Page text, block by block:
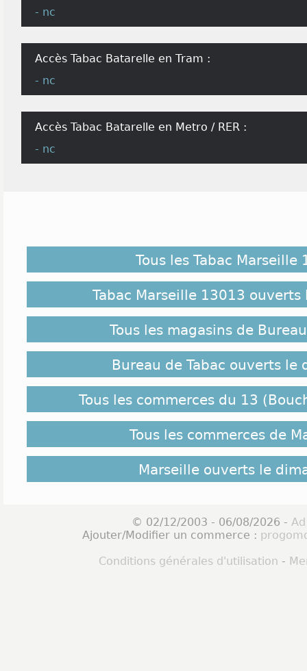
- nc
Accès Tabac Batarelle en Tram :
- nc
Accès Tabac Batarelle en Metro / RER :
- nc
Tous les Tabac Marseille
Tabac Marseille 13013 ouverts
Tous les magasins de
Bureau de Tabac ouverts le
Tous les commerces du 13
Tous les commerces de
Marseille ouverts le
© 02/12/2003 - 06/08/2026 -
Ajouter/Modifier un commerce :
Conditions générales d'utilisation -